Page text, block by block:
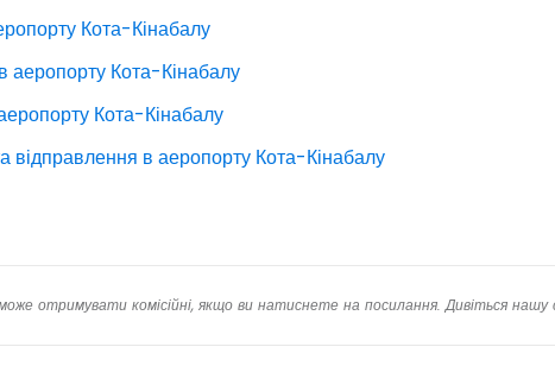
Кота-Кінабалу
аеропорту Кота-Кінабалу
Кота-Кінабалу
відправлення в аеропорту Кота-Кінабалу
отримувати комісійні, якщо ви натиснете на посилання. Дивіться нашу